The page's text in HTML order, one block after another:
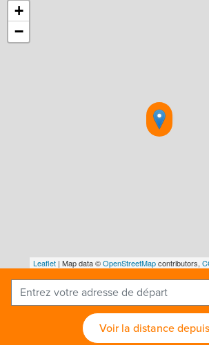
+
−
Leaflet | Map data ©OpenStreetMapcontributors,
Voir la distance depuis